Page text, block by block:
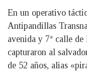
En un operativo
Antipandillas
avenida y 7ª calle
capturaron al
de 52 años, alias